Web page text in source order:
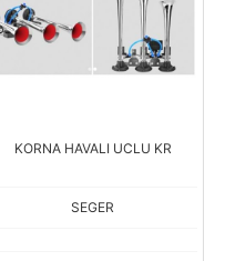
KORNA HAVALI UCLU KR
SEGER